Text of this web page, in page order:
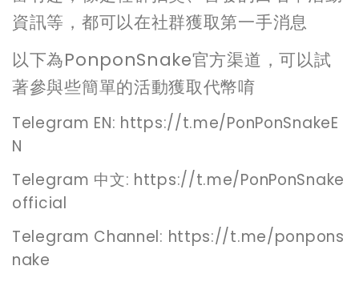
資訊等，都可以在社群獲取第一手消息
以下為PonponSnake官方渠道，可以試
著參與些簡單的活動獲取代幣唷
Telegram EN: https://t.me/PonPonSnakeE
N
Telegram 中文: https://t.me/PonPonSnake
official
Telegram Channel: https://t.me/ponpons
nake